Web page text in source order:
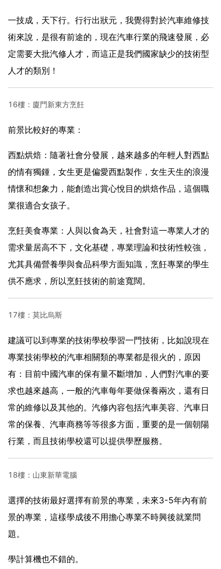
一技成，天下行。行行出狀元，我覺得對於汽車維修技
術來說，是很有前途的，現在汽車行業的飛速發展，必
定需要大批汽修人才，而這正是我們國家缺少的技術型
人才的類別！
16樓：廈門新東方烹飪
前景比較好的專業：
西點烘焙：隨著社會分發展，越來越多的年輕人對西點
的情有獨鍾，女生更是偏愛西點製作，女生天生的浪漫
情懷和想象力，能創造出賞心悅目的烘焙作品，這個職
業很適合女孩子。
烹飪美食專業：人與以食為天，社會對這一專業人才的
需求量居高不下，文化基礎，專業理論和技術性較強，
尤其具備營養學與食品科學方面知識，烹飪專業的學生
供不應求，所以烹飪技術的前途寬闊。
17樓：莫比烏斯
建議可以到專業的技術學校學習一門技術，比如說現在
專業技術學校的汽車相關類的專業都是很火的，原因
有：目前中國汽車的保有量不斷增加，人們對汽車的要
求也越來越高，一般的汽車每年要做保養兩次，還有日
常的維修以及其他的。汽修內容包括汽車美容、汽車日
常的保養、汽車商務等等很多方面，重要的是一個朝陽
行業，而且技術學校還可以提供學歷服務。
18樓：山東新華電腦
選擇的技術最好選擇有前景的專業，未來3-5年內有前
景的專業，這樣學成後不用擔心專業不時興後就業問
題。
學計算機也不錯的。